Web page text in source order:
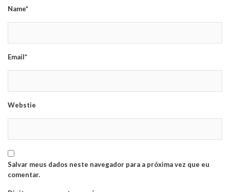
Name*
Email*
Webstie
Salvar meus dados neste navegador para a próxima vez que eu
comentar.